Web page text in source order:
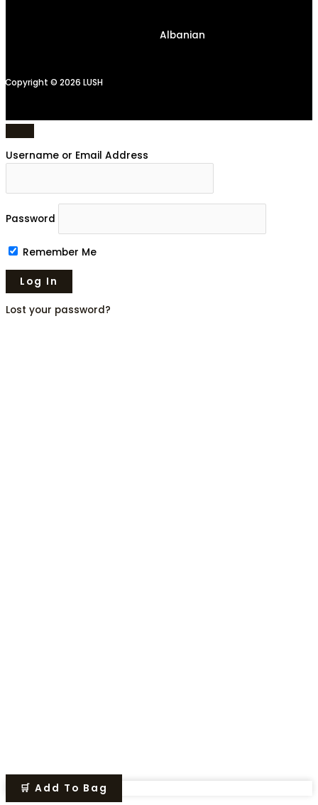
Albanian
Copyright © 2026 LUSH
Username or Email Address
Password
Remember Me
Lost your password?
🛒 Add To Bag